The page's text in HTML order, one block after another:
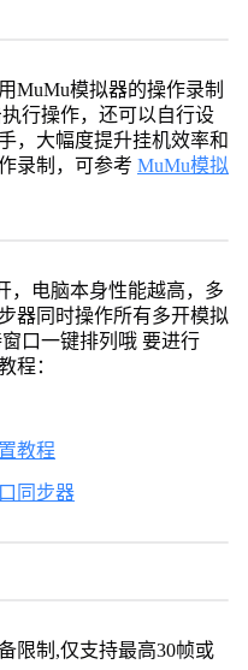
MuMu模拟器的操作录制
行操作，还可以自行设
，大幅度提升挂机效率和
录制，可参考 MuMu模拟
，电脑本身性能越高，多
器同时操作所有多开模拟
口一键排列哦 要进行
程：
教程
同步器
限制,仅支持最高30帧或